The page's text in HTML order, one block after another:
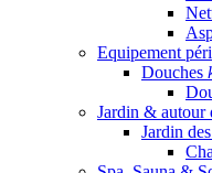
Equipement
Douches
Jardin & autour
Jardin